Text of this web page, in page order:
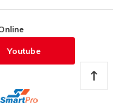
Youtube